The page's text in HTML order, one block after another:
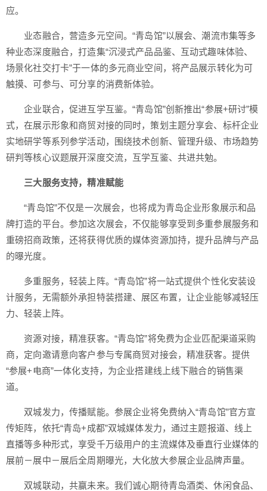
应。
业态融合，营造多元空间。“青岛馆”以展会、潮流市集等多
种业态深度融合，打造集“沉浸式产品品鉴、互动式趣味体验、
场景化社交打卡”于一体的多元商业空间，将产品展示转化为可
触摸、可参与、可分享的消费新体验。
企业联合，促进互学互鉴。“青岛馆”创新推出“参展+研讨”模
式，在展示形象和商贸对接的同时，策划主题分享会、标杆企业
实地研学等系列参学活动，围绕技术创新、管理升级、市场趋势
研判等核心议题展开深度交流，互学互鉴、共进共勉。
三大服务支持，精准赋能
“青岛馆”不仅是一次展会，也将成为青岛企业形象展示和品
牌打造的平台。参加这次展会，不仅能够享受到多重参展服务和
重磅招商政策，还将获得优质的媒体资源加持，提升品牌与产品
的曝光度。
多重服务，轻装上阵。“青岛馆”将一站式提供个性化安装设
计服务，无需额外承担特装搭建、展区布置，让企业能够减轻压
力、轻装上阵。
资源对接，精准获客。“青岛馆”将免费为企业匹配渠道采购
商，定向邀请意向客户参与专属商贸对接会，精准获客。提供
“参展+电商”一体化支持，为企业搭建线上线下融合的销售渠
道。
双城发力，传播赋能。参展企业将免费纳入“青岛馆”官方宣
传矩阵，依托“青岛+成都”双城媒体发力，通过主题报道、线上
直播等多种形式，享受千万级用户的主流媒体及垂直行业媒体的
展前－展中－展后全周期曝光，大化放大参展企业品牌声量。
双城联动，共赢未来。我们诚心期待青岛酒类、休闲食品、